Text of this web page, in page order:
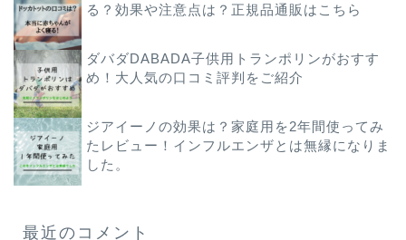
る？効果や注意点は？正規品通販はこちら
ダバダDABADA子供用トランポリンがおすす
め！大人気の口コミ評判をご紹介
ジアイーノの効果は？家庭用を2年間使ってみ
たレビュー！インフルエンザとは無縁になりま
した。
最近のコメント